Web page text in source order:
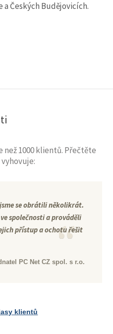
a Českých Budějovicích.
než 1000 klientů. Přečtěte
jsme se obrátili několikrát.
společnosti a prováděli
přístup a ochotu řešit
PC Net CZ spol. s r.o.
klientů